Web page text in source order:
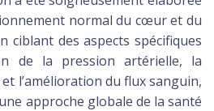
normal du cœur et du
ciblant des aspects spécifiques
de la pression artérielle, la
l’amélioration du flux sanguin,
approche globale de la santé